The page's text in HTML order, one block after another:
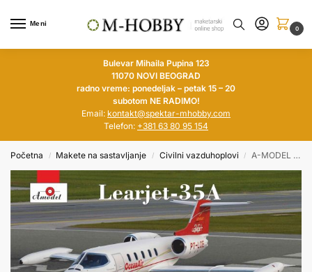
Meni
0
Bulevar Mihaila Pupina 123
11070 NOVI BEOGRAD
radno vreme: ponedeljak – petak 15 – 20
subotom NE RADIMO!
Email: kontakt@spektar-mhobby.com
Telefon: +381 63 80 95 154
Početna / Makete na sastavljanje / Civilni vazduhoplovi / A-MODEL 1/72 Learjet 35A